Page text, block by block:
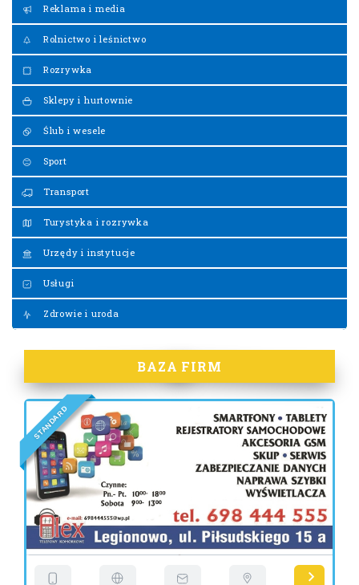
Reklama i media
Rolnictwo i leśnictwo
Rozrywka
Sklepy i hurtownie
Ślub i wesele
Sport
Transport
Turystyka i rozrywka
Urzędy i instytucje
Usługi
Zdrowie i uroda
BAZA FIRM
STANDAR
D